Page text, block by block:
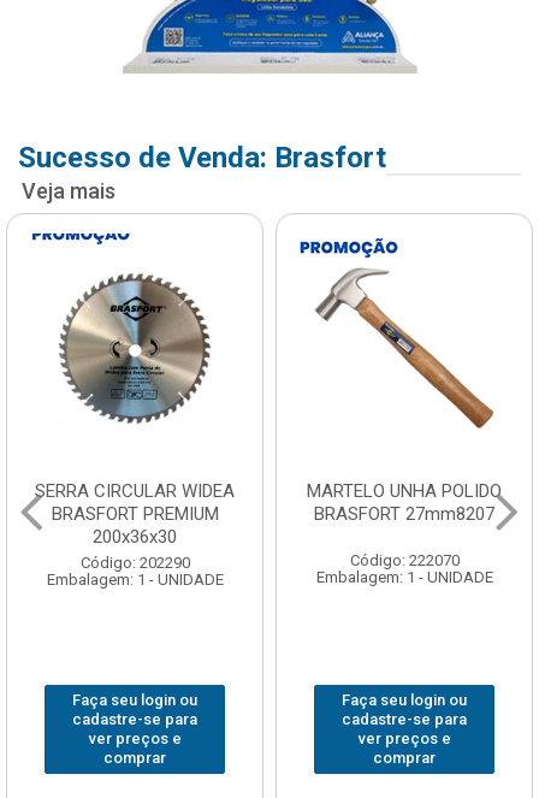
Sucesso de Venda: Brasfort
Veja mais
SERRA CIRCULAR WIDEA
BRASFORT PREMIUM
200x36x30
Código: 202290
Embalagem: 1 - UNIDADE
Faça seu login ou
cadastre-se para
ver preços e
comprar
MARTELO UNHA POLIDO
BRASFORT 27mm8207
Código: 222070
Embalagem: 1 - UNIDADE
Faça seu login ou
cadastre-se para
ver preços e
comprar